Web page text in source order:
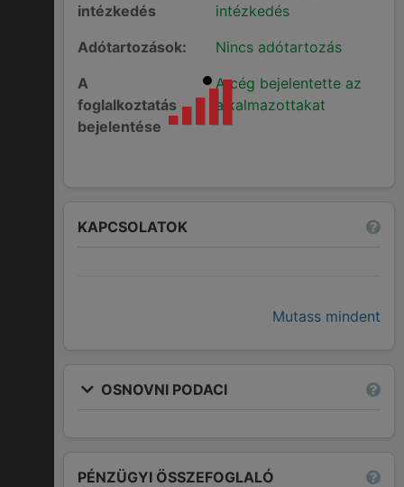
intézkedés
intézkedés
Adótartozások:
Nincs adótartozás
A
foglalkoztatás
bejelentése
A cég bejelentette az
alkalmazottakat
KAPCSOLATOK
Mutass mindent
OSNOVNI PODACI
PÉNZÜGYI ÖSSZEFOGLALÓ